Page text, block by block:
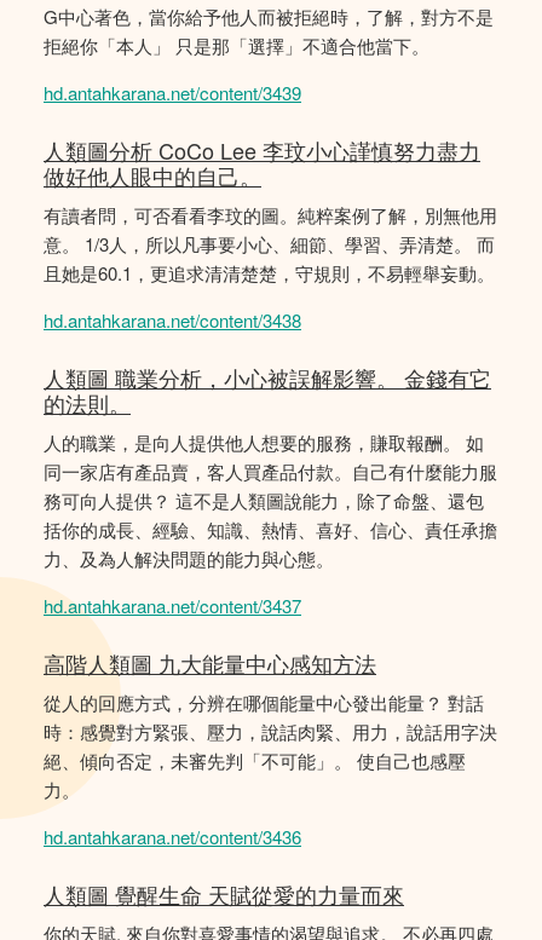
G中心著色，當你給予他人而被拒絕時，了解，對方不是
拒絕你「本人」 只是那「選擇」不適合他當下。
hd.antahkarana.net/content/3439
人類圖分析 CoCo Lee 李玟小心謹慎努力盡力
做好他人眼中的自己。
有讀者問，可否看看李玟的圖。純粹案例了解，別無他用
意。 1/3人，所以凡事要小心、細節、學習、弄清楚。 而
且她是60.1，更追求清清楚楚，守規則，不易輕舉妄動。
hd.antahkarana.net/content/3438
人類圖 職業分析，小心被誤解影響。 金錢有它
的法則。
人的職業，是向人提供他人想要的服務，賺取報酬。 如
同一家店有產品賣，客人買產品付款。自己有什麼能力服
務可向人提供？ 這不是人類圖說能力，除了命盤、還包
括你的成長、經驗、知識、熱情、喜好、信心、責任承擔
力、及為人解決問題的能力與心態。
hd.antahkarana.net/content/3437
高階人類圖 九大能量中心感知方法
從人的回應方式，分辨在哪個能量中心發出能量？ 對話
時：感覺對方緊張、壓力，說話肉緊、用力，說話用字決
絕、傾向否定，未審先判「不可能」。 使自己也感壓
力。
hd.antahkarana.net/content/3436
人類圖 覺醒生命 天賦從愛的力量而來
你的天賦, 來自你對喜愛事情的渴望與追求。 不必再四處